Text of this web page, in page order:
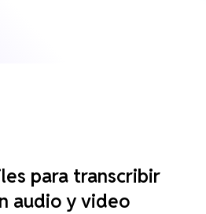
para transcribir
audio y video